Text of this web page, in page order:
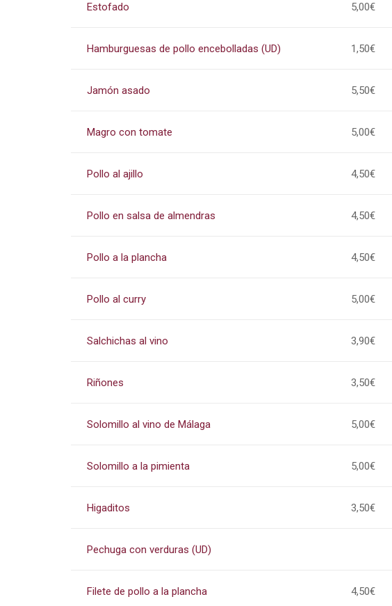
Estofado 5,00€
Hamburguesas de pollo encebolladas (UD) 1,50€
Jamón asado 5,50€
Magro con tomate 5,00€
Pollo al ajillo 4,50€
Pollo en salsa de almendras 4,50€
Pollo a la plancha 4,50€
Pollo al curry 5,00€
Salchichas al vino 3,90€
Riñones 3,50€
Solomillo al vino de Málaga 5,00€
Solomillo a la pimienta 5,00€
Higaditos 3,50€
Pechuga con verduras (UD)
Filete de pollo a la plancha 4,50€